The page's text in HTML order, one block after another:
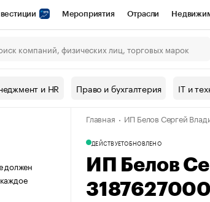
Мероприятия Отрасли
Конференции СПб Спецпроекты Проверка
Рынок наличной валюты
и HR Право и бухгалтерия IT и
должен
Главная ИП Белов Сергей
ДЕЙСТВУЕТОБНОВЛЕНО
ИП Белов